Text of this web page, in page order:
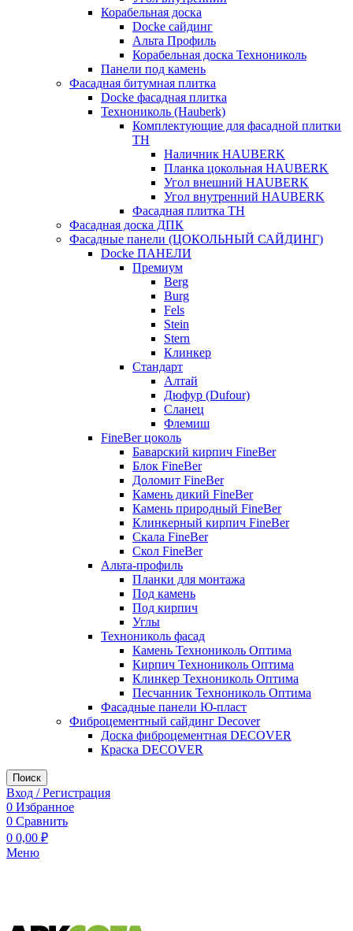
Корабельная доска
Docke сайдинг
Альта Профиль
Корабельная доска Технониколь
Панели под камень
Фасадная битумная плитка
Docke фасадная плитка
Технониколь (Hauberk)
Комплектующие для фасадной плитки
ТН
Наличник HAUBERK
Планка цокольная HAUBERK
Угол внешний HAUBERK
Угол внутренний HAUBERK
Фасадная плитка ТН
Фасадная доска ДПК
Фасадные панели (ЦОКОЛЬНЫЙ САЙДИНГ)
Docke ПАНЕЛИ
Премиум
Berg
Burg
Fels
Stein
Stern
Клинкер
Стандарт
Алтай
Дюфур (Dufour)
Сланец
Флемиш
FineBer цоколь
Баварский кирпич FineBer
Блок FineBer
Доломит FineBer
Камень дикий FineBer
Камень природный FineBer
Клинкерный кирпич FineBer
Скала FineBer
Скол FineBer
Альта-профиль
Планки для монтажа
Под камень
Под кирпич
Углы
Технониколь фасад
Камень Технониколь Оптима
Кирпич Технониколь Оптима
Клинкер Технониколь Оптима
Песчанник Технониколь Оптима
Фасадные панели Ю-пласт
Фиброцементный сайдинг Decover
Доска фиброцементная DECOVER
Краска DECOVER
Поиск
Вход / Регистрация
0 Избранное
0 Сравнить
0 0,00 ₽
Меню